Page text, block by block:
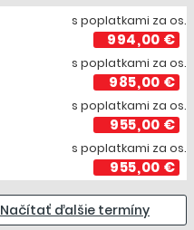
s poplatkami za os.
994,00 €
s poplatkami za os.
985,00 €
s poplatkami za os.
955,00 €
s poplatkami za os.
955,00 €
Načítať ďalšie termíny